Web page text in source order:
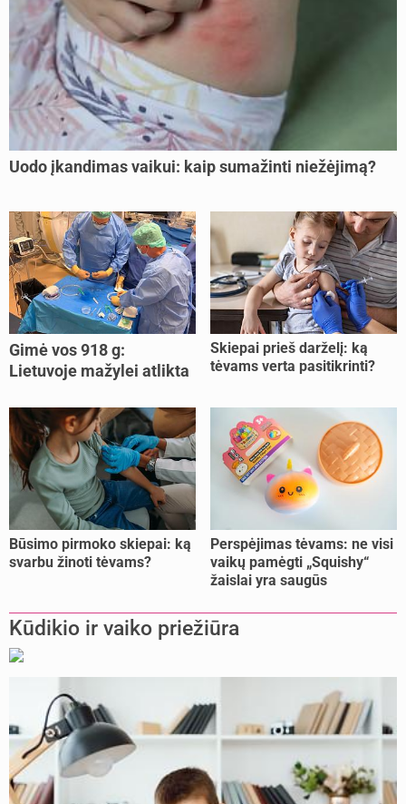
Uodo įkandimas vaikui: kaip sumažinti niežėjimą?
Gimė vos 918 g:
Lietuvoje mažylei atlikta
Skiepai prieš darželį: ką
tėvams verta pasitikrinti?
Būsimo pirmoko skiepai: ką
svarbu žinoti tėvams?
Perspėjimas tėvams: ne visi
vaikų pamėgti „Squishy“
žaislai yra saugūs
Kūdikio ir vaiko priežiūra